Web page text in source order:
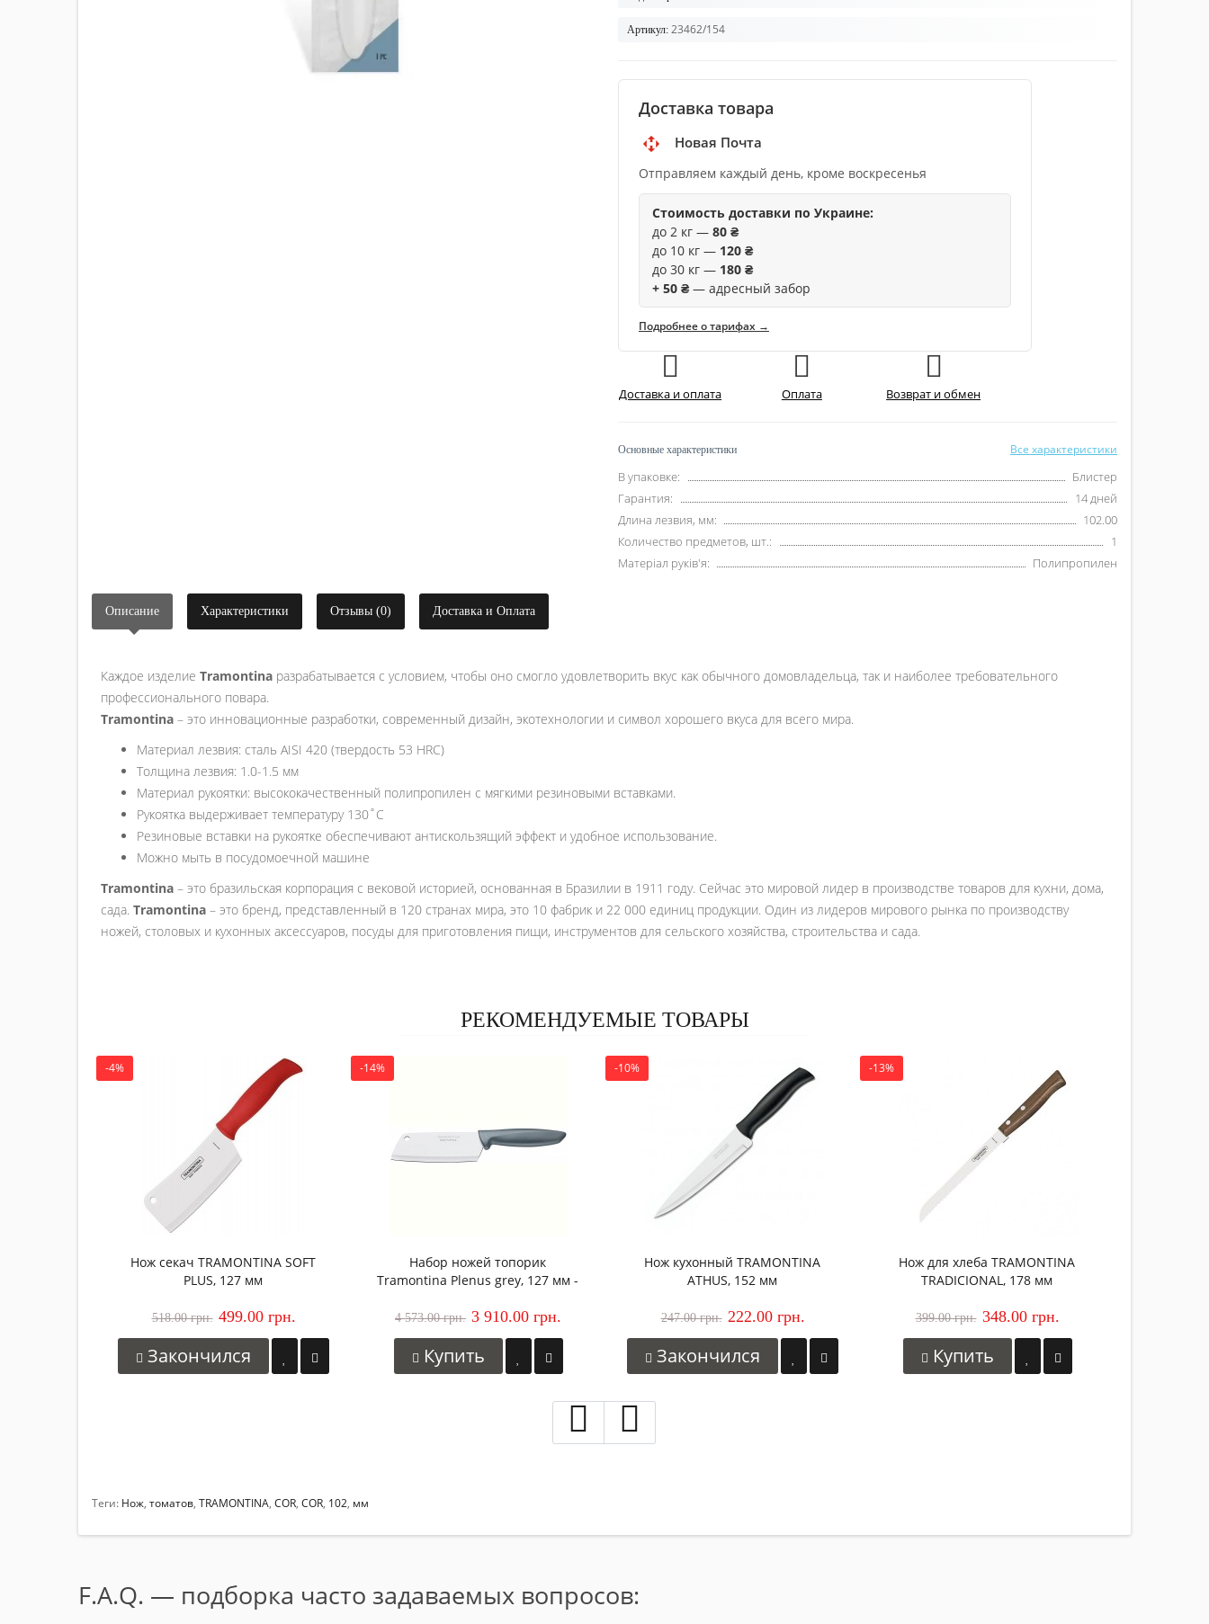
Артикул: 23462/154
Доставка товара
Новая Почта
Отправляем каждый день, кроме воскресенья
Стоимость доставки по Украине:
до 2 кг — 80 ₴
до 10 кг — 120 ₴
до 30 кг — 180 ₴
+ 50 ₴ — адресный забор
Подробнее о тарифах →
Доставка и оплата Оплата Возврат и обмен
Основные характеристики Все характеристики
В упаковке:
Блистер
Гарантия:
14 дней
Длина лезвия, мм:
102.00
Количество предметов, шт.:
1
Матеріал руків'я:
Полипропилен
Описание Характеристики Отзывы (0) Доставка и Оплата
Каждое изделие Tramontina разрабатывается с условием, чтобы оно смогло удовлетворить вкус как обычного домовладельца, так и наиболее требовательного
профессионального повара.
Tramontina – это инновационные разработки, современный дизайн, экотехнологии и символ хорошего вкуса для всего мира.
Материал лезвия: сталь AISI 420 (твердость 53 HRC)
Толщина лезвия: 1.0-1.5 мм
Материал рукоятки: высококачественный полипропилен с мягкими резиновыми вставками.
Рукоятка выдерживает температуру 130˚С
Резиновые вставки на рукоятке обеспечивают антискользящий эффект и удобное использование.
Можно мыть в посудомоечной машине
Tramontina – это бразильская корпорация с вековой историей, основанная в Бразилии в 1911 году. Сейчас это мировой лидер в производстве товаров для кухни, дома,
сада. Tramontina – это бренд, представленный в 120 странах мира, это 10 фабрик и 22 000 единиц продукции. Один из лидеров мирового рынка по производству
ножей, столовых и кухонных аксессуаров, посуды для приготовления пищи, инструментов для сельского хозяйства, строительства и сада.
РЕКОМЕНДУЕМЫЕ ТОВАРЫ
-4%
Нож секач TRAMONTINA SOFT
PLUS, 127 мм
518.00 грн. 499.00 грн.
Закончился
-14%
Набор ножей топорик
Tramontina Plenus grey, 127 мм -
4 573.00 грн. 3 910.00 грн.
Купить
-10%
Нож кухонный TRAMONTINA
ATHUS, 152 мм
247.00 грн. 222.00 грн.
Закончился
-13%
Нож для хлеба TRAMONTINA
TRADICIONAL, 178 мм
399.00 грн. 348.00 грн.
Купить
Теги: Нож, томатов, TRAMONTINA, COR, COR, 102, мм
F.A.Q. — подборка часто задаваемых вопросов: